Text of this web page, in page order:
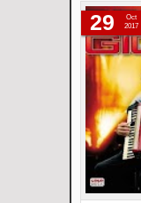
29
Oct
2017